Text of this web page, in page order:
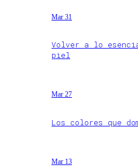
Mar 31
Volver a lo
piel
Mar 27
Los colores que
Mar 13